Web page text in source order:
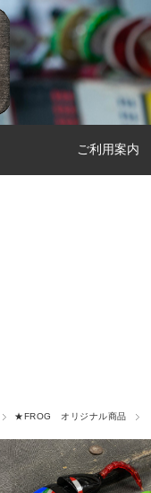
ご利用案内
★FROG オリジナル商品